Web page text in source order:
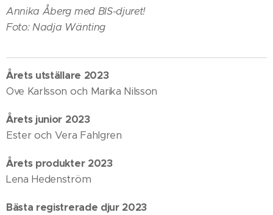
Annika Åberg med BIS-djuret!
Foto: Nadja Wänting
Årets utställare 2023
Ove Karlsson och Marika Nilsson
Årets junior 2023
Ester och Vera Fahlgren
Årets produkter 2023
Lena Hedenström
Bästa registrerade djur 2023